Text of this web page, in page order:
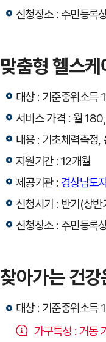
신청장소 : 주민등록
맞춤형 헬스
대상 : 기준중위소
서비스 가격 : 월
내용 : 기초체력측정
지원기간 : 12개월
제공기관 : 경상남도
신청시기 : 반기(상반
신청장소 : 주민등록
찾아가는 건
대상 : 기준중위소득
가구특성 : 거동